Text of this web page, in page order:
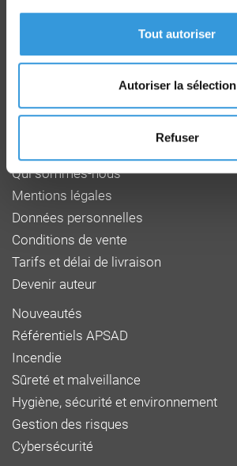
Tout autoriser
Autoriser la sélection
Refuser
F 27950 SAINT MARCEL
www.faceaurisque.com
Qui sommes-nous
Mentions légales
Données personnelles
Conditions de vente
Tarifs et délai de livraison
Devenir auteur
Nouveautés
Référentiels APSAD
Incendie
Sûreté et malveillance
Hygiène, sécurité et environnement
Gestion des risques
Cybersécurité